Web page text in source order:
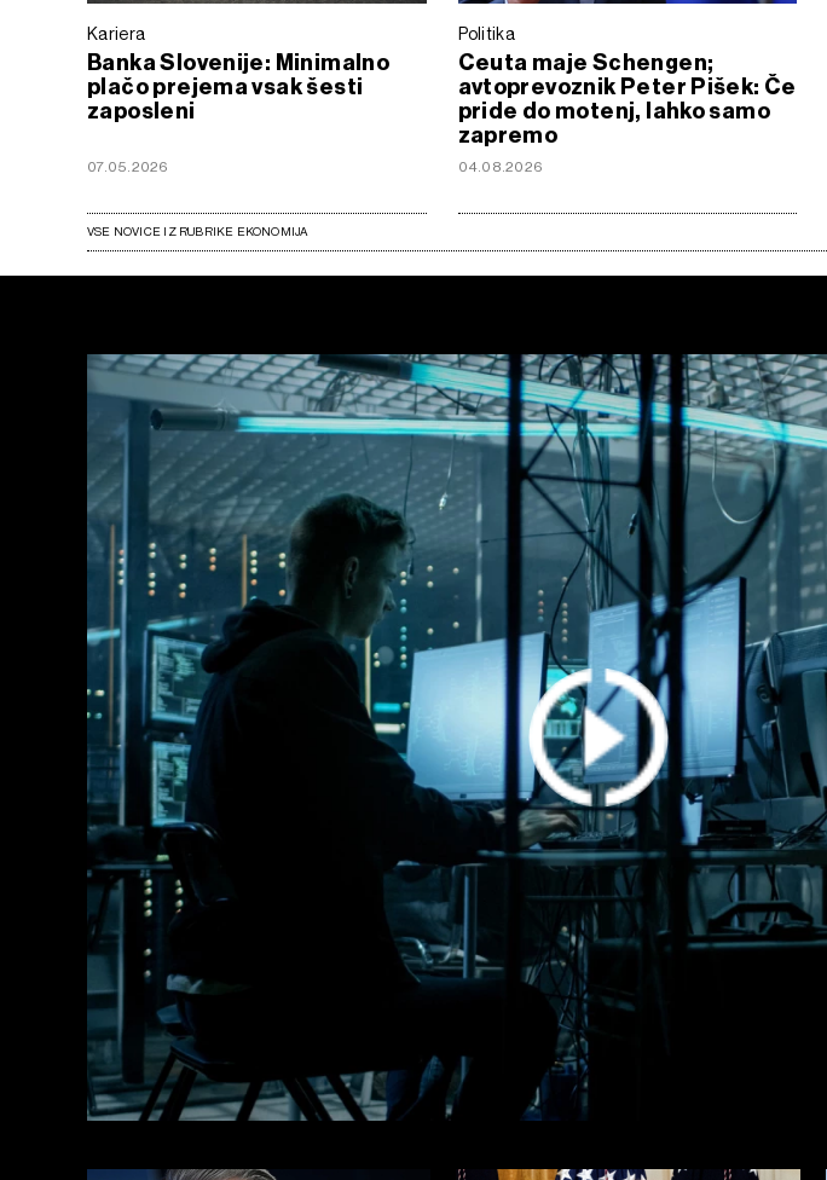
Kariera
Banka Slovenije: Minimalno
plačo prejema vsak šesti
zaposleni
07.05.2026
Politika
Ceuta maje Schengen;
avtoprevoznik Peter Pišek: Če
pride do motenj, lahko samo
zapremo
04.08.2026
VSE NOVICE IZ RUBRIKE EKONOMIJA